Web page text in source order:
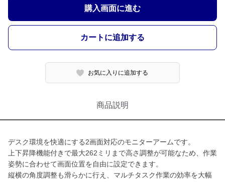
購入画面に進む
カートに追加する
お気に入りに追加する
商品説明
デスク環境を快適にする2画面対応のモニターアームです。
上下昇降機能付きで最大262ミリまで高さ調整が可能なため、作業
姿勢に合わせて画面位置を自由に設定できます。
縦横の角度調整も滑らかに行え、マルチタスク作業の効率を大幅